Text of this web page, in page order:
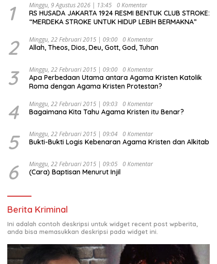
1 Minggu, 9 Agustus 2026 | 13:45 0 Komentar
RS HUSADA JAKARTA 1924 RESMI BENTUK CLUB STROKE:
“MERDEKA STROKE UNTUK HIDUP LEBIH BERMAKNA”
2 Minggu, 22 Februari 2015 | 09:00 0 Komentar
Allah, Theos, Dios, Deu, Gott, God, Tuhan
3 Minggu, 22 Februari 2015 | 09:00 0 Komentar
Apa Perbedaan Utama antara Agama Kristen Katolik
Roma dengan Agama Kristen Protestan?
4 Minggu, 22 Februari 2015 | 09:03 0 Komentar
Bagaimana Kita Tahu Agama Kristen itu Benar?
5 Minggu, 22 Februari 2015 | 09:04 0 Komentar
Bukti-Bukti Logis Kebenaran Agama Kristen dan Alkitab
6 Minggu, 22 Februari 2015 | 09:05 0 Komentar
(Cara) Baptisan Menurut Injil
Berita Kriminal
Ini adalah contoh deskripsi untuk widget recent post wpberita,
anda bisa memasukkan deskripsi pada widget ini.